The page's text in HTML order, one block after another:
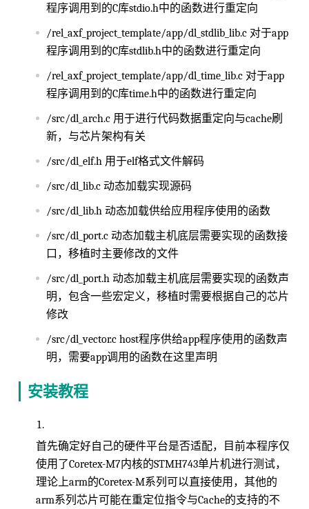
程序调用到的C库stdio.h中的函数进行重定向
/rel_axf_project_template/app/dl_stdlib_lib.c 对于app
程序调用到的C库stdlib.h中的函数进行重定向
/rel_axf_project_template/app/dl_time_lib.c 对于app
程序调用到的C库time.h中的函数进行重定向
/src/dl_arch.c 用于进行代码数据重定向与cache刷
新，与芯片架构有关
/src/dl_elf.h 用于elf格式文件解码
/src/dl_lib.c 动态加载实现源码
/src/dl_lib.h 动态加载供给应用程序使用的函数
/src/dl_port.c 动态加载主机底层需要实现的函数接
口，移植时主要修改的文件
/src/dl_port.h 动态加载主机底层需要实现的函数声
明，包含一些宏定义，移植时需要根据自己的芯片
修改
/src/dl_vector.c host程序供给app程序使用的函数声
明，需要app调用的函数在这里声明
安装教程
首先确定好自己的硬件平台是否适配，目前本程序仅
使用了Coretex-M7内核的STMH743单片机进行测试，
理论上arm的Coretex-M系列可以直接使用，其他的
arm系列芯片可能在重定位指令与Cache的支持的不